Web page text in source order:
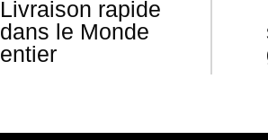
Livraison rapide
dans le Monde
entier